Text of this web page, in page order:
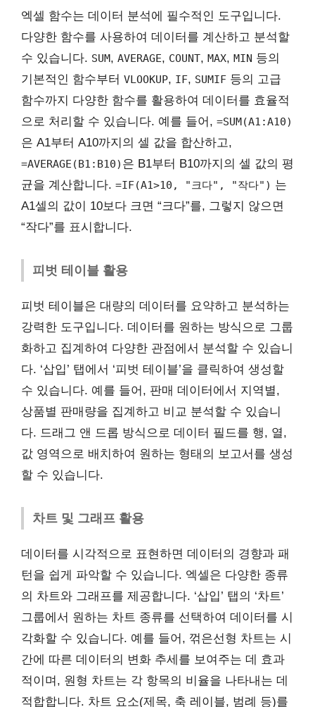
엑셀 함수는 데이터 분석에 필수적인 도구입니다.
다양한 함수를 사용하여 데이터를 계산하고 분석할
수 있습니다. SUM, AVERAGE, COUNT, MAX, MIN 등의
기본적인 함수부터 VLOOKUP, IF, SUMIF 등의 고급
함수까지 다양한 함수를 활용하여 데이터를 효율적
으로 처리할 수 있습니다. 예를 들어, =SUM(A1:A10)
은 A1부터 A10까지의 셀 값을 합산하고,
=AVERAGE(B1:B10) 은 B1부터 B10까지의 셀 값의 평
균을 계산합니다. =IF(A1>10, "크다", "작다") 는
A1셀의 값이 10보다 크면 “크다”를, 그렇지 않으면
“작다”를 표시합니다.
피벗 테이블 활용
피벗 테이블은 대량의 데이터를 요약하고 분석하는
강력한 도구입니다. 데이터를 원하는 방식으로 그룹
화하고 집계하여 다양한 관점에서 분석할 수 있습니
다. ‘삽입’ 탭에서 ‘피벗 테이블’을 클릭하여 생성할
수 있습니다. 예를 들어, 판매 데이터에서 지역별,
상품별 판매량을 집계하고 비교 분석할 수 있습니
다. 드래그 앤 드롭 방식으로 데이터 필드를 행, 열,
값 영역으로 배치하여 원하는 형태의 보고서를 생성
할 수 있습니다.
차트 및 그래프 활용
데이터를 시각적으로 표현하면 데이터의 경향과 패
턴을 쉽게 파악할 수 있습니다. 엑셀은 다양한 종류
의 차트와 그래프를 제공합니다. ‘삽입’ 탭의 ‘차트’
그룹에서 원하는 차트 종류를 선택하여 데이터를 시
각화할 수 있습니다. 예를 들어, 꺾은선형 차트는 시
간에 따른 데이터의 변화 추세를 보여주는 데 효과
적이며, 원형 차트는 각 항목의 비율을 나타내는 데
적합합니다. 차트 요소(제목, 축 레이블, 범례 등)를